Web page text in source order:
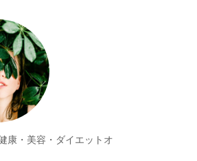
康・美容・ダイエットオ